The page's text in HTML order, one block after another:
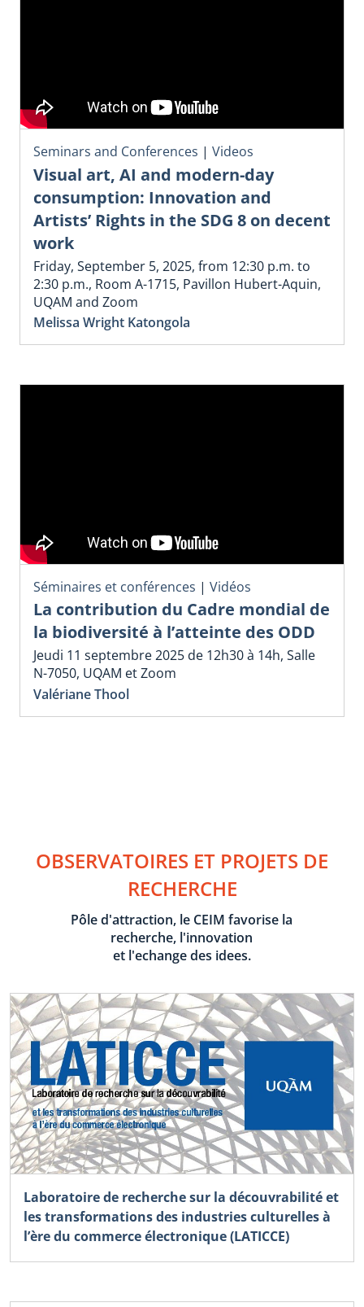
Seminars and Conferences | Videos
Visual art, AI and modern-day
consumption: Innovation and
Artists’ Rights in the SDG 8 on decent
work
Friday, September 5, 2025, from 12:30 p.m. to
2:30 p.m., Room A-1715, Pavillon Hubert-Aquin,
UQAM and Zoom
Melissa Wright Katongola
Séminaires et conférences | Vidéos
La contribution du Cadre mondial de
la biodiversité à l’atteinte des ODD
Jeudi 11 septembre 2025 de 12h30 à 14h, Salle
N-7050, UQAM et Zoom
Valériane Thool
OBSERVATOIRES ET PROJETS DE
RECHERCHE
Pôle d'attraction, le CEIM favorise la
recherche, l'innovation
et l'echange des idees.
Laboratoire de recherche sur la découvrabilité et
les transformations des industries culturelles à
l’ère du commerce électronique (LATICCE)